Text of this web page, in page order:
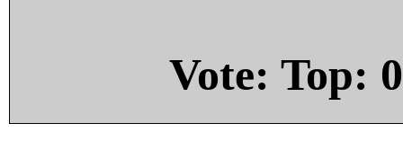
Vote: Top: 0